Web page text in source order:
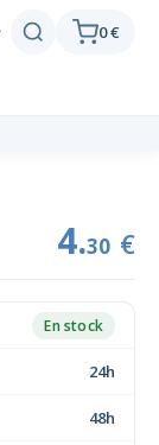
0 €
4.30 €
En stock
24h
48h